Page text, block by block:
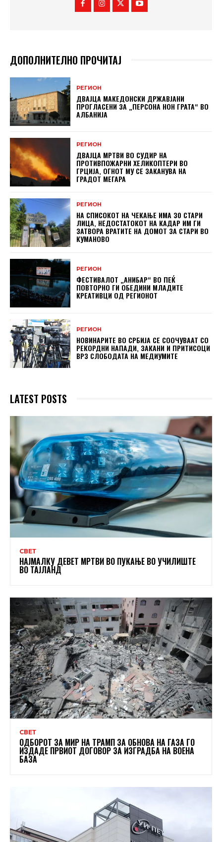
ДОПОЛНИТЕЛНО ПРОЧИТАЈ
РЕГИОН
ДВАЈЦА МАКЕДОНСКИ ДРЖАВЈАНИ
ПРОГЛАСЕНИ ЗА „ПЕРСОНА НОН ГРАТА“ ВО
АЛБАНИЈА
РЕГИОН
ДВАЈЦА МРТВИ ВО СУДИР НА
ПРОТИВПОЖАРНИ ХЕЛИКОПТЕРИ ВО
ГРЦИЈА, ОГНОТ МУ СЕ ЗАКАНУВА НА
ГРАДОТ МЕГАРА
РЕГИОН
НА СПИСОКОТ НА ЧЕКАЊЕ ИМА 30 СТАРИ
ЛИЦА, НЕДОСТАТОКОТ НА КАДАР ИМ ГИ
ЗАТВОРА ВРАТИТЕ НА ДОМОТ ЗА СТАРИ ВО
КУМАНОВО
РЕГИОН
ФЕСТИВАЛОТ „АНИБАР“ ВО ПЕЌ
ПОВТОРНО ГИ ОБЕДИНИ МЛАДИТЕ
КРЕАТИВЦИ ОД РЕГИОНОТ
РЕГИОН
НОВИНАРИТЕ ВО СРБИЈА СЕ СООЧУВААТ СО
РЕКОРДНИ НАПАДИ, ЗАКАНИ И ПРИТИСОЦИ
ВРЗ СЛОБОДАТА НА МЕДИУМИТЕ
LATEST POSTS
СВЕТ
НАЈМАЛКУ ДЕВЕТ МРТВИ ВО ПУКАЊЕ ВО УЧИЛИШТЕ
ВО ТАЈЛАНД
СВЕТ
ОДБОРОТ ЗА МИР НА ТРАМП ЗА ОБНОВА НА ГАЗА ГО
ИЗДАДЕ ПРВИОТ ДОГОВОР ЗА ИЗГРАДБА НА ВОЕНА
БАЗА